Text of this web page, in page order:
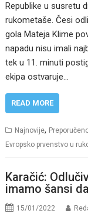
Republike u susretu
rukometaše. Česi
gola Mateja Klime
napadu nisu imali
tek u 11. minuti
ekipa ostvaruje…
READ MORE
Najnovije,
Evropsko prvenstvo u
Karačić:
imamo šansi
15/01/2022